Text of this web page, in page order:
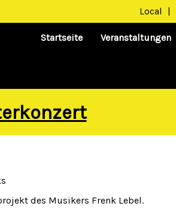
Local |
Startseite Veranstaltungen
des Musikers Frenk Lebel.